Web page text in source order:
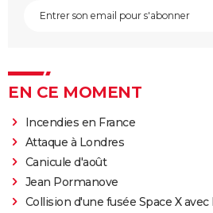
EN CE MOMENT
Incendies en France
Attaque à Londres
Canicule d'août
Jean Pormanove
Collision d'une fusée Space X avec